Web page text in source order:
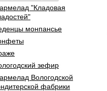
"Кладовая
монпансье
зефир
Вологодской
фабрики